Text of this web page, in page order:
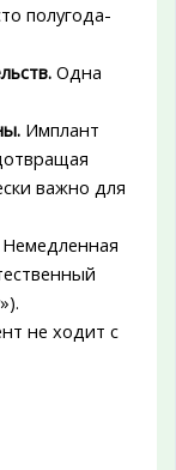
полугода-
Одна
Имплант
важно для
не ходит с